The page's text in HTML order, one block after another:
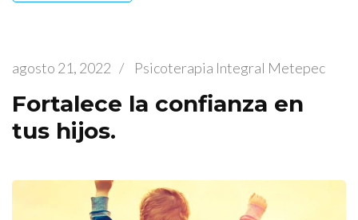
agosto 21, 2022 / Psicoterapia Integral Metepec
Fortalece la confianza en
tus hijos.